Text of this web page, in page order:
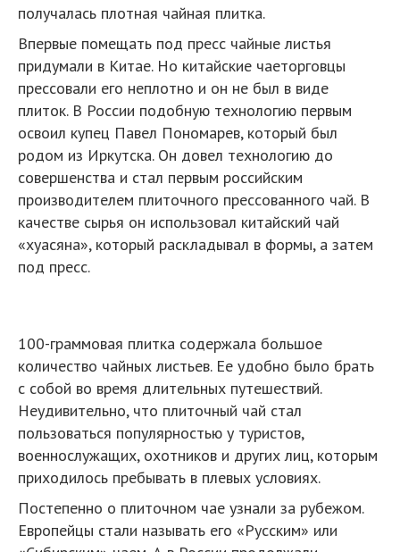
получалась плотная чайная плитка.
Впервые помещать под пресс чайные листья
придумали в Китае. Но китайские чаеторговцы
прессовали его неплотно и он не был в виде
плиток. В России подобную технологию первым
освоил купец Павел Пономарев, который был
родом из Иркутска. Он довел технологию до
совершенства и стал первым российским
производителем плиточного прессованного чай. В
качестве сырья он использовал китайский чай
«хуасяна», который раскладывал в формы, а затем
под пресс.
100-граммовая плитка содержала большое
количество чайных листьев. Ее удобно было брать
с собой во время длительных путешествий.
Неудивительно, что плиточный чай стал
пользоваться популярностью у туристов,
военнослужащих, охотников и других лиц, которым
приходилось пребывать в плевых условиях.
Постепенно о плиточном чае узнали за рубежом.
Европейцы стали называть его «Русским» или